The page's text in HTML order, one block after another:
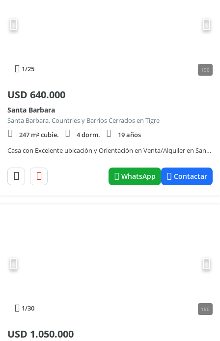
1/25 190
USD 640.000
Santa Barbara
Santa Barbara, Countries y Barrios Cerrados en Tigre
247 m² cubie.
4 dorm.
19 años
Casa con Excelente ubicación y Orientación en Venta/Alquiler en Santa Barbara!
WhatsApp Contactar
1/30 180
USD 1.050.000